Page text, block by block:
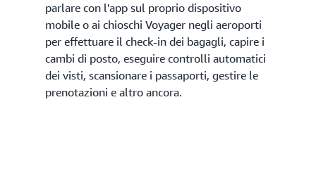
parlare con l'app sul proprio dispositivo
mobile o ai chioschi Voyager negli aeroporti
per effettuare il check-in dei bagagli, capire i
cambi di posto, eseguire controlli automatici
dei visti, scansionare i passaporti, gestire le
prenotazioni e altro ancora.